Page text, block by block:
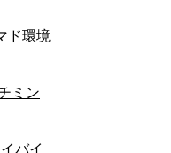
ド環境
ミン
イバイ